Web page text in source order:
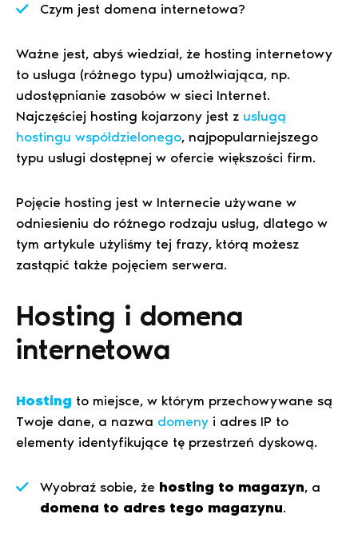
Czym jest domena internetowa?
Ważne jest, abyś wiedział, że hosting internetowy
to usługa (różnego typu) umożlwiająca, np.
udostępnianie zasobów w sieci Internet.
Najczęściej hosting kojarzony jest z usługą
hostingu współdzielonego, najpopularniejszego
typu usługi dostępnej w ofercie większości firm.
Pojęcie hosting jest w Internecie używane w
odniesieniu do różnego rodzaju usług, dlatego w
tym artykule użyliśmy tej frazy, którą możesz
zastąpić także pojęciem serwera.
Hosting i domena
internetowa
Hosting to miejsce, w którym przechowywane są
Twoje dane, a nazwa domeny i adres IP to
elementy identyfikujące tę przestrzeń dyskową.
Wyobraź sobie, że hosting to magazyn, a
domena to adres tego magazynu.